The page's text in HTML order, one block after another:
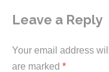
Leave a Reply
Your email address
are marked *